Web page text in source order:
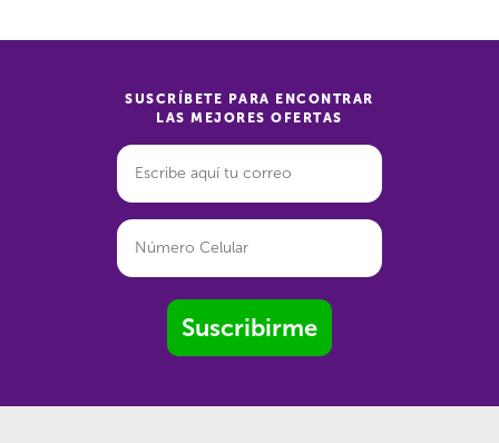
SUSCRÍBETE PARA ENCONTRAR
LAS MEJORES OFERTAS
Suscribirme